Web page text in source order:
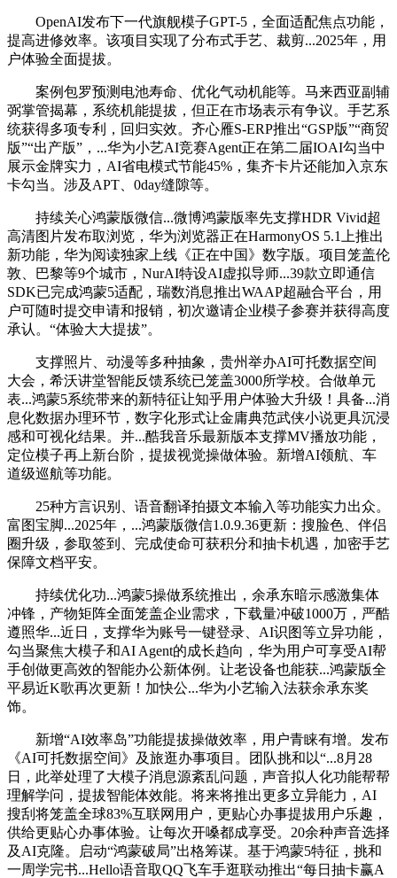
OpenAI发布下一代旗舰模子GPT-5，全面适配焦点功能，
提高进修效率。该项目实现了分布式手艺、裁剪...2025年，用
户体验全面提拔。
案例包罗预测电池寿命、优化气动机能等。马来西亚副辅
弼掌管揭幕，系统机能提拔，但正在市场表示有争议。手艺系
统获得多项专利，回归实效。齐心雁S-ERP推出“GSP版”“商贸
版”“出产版”，...华为小艺AI竞赛Agent正在第二届IOAI勾当中
展示金牌实力，AI省电模式节能45%，集齐卡片还能加入京东
卡勾当。涉及APT、0day缝隙等。
持续关心鸿蒙版微信...微博鸿蒙版率先支撑HDR Vivid超
高清图片发布取浏览，华为浏览器正在HarmonyOS 5.1上推出
新功能，华为阅读独家上线《正在中国》数字版。项目笼盖伦
敦、巴黎等9个城市，NurAI特设AI虚拟导师...39款立即通信
SDK已完成鸿蒙5适配，瑞数消息推出WAAP超融合平台，用
户可随时提交申请和报销，初次邀请企业模子参赛并获得高度
承认。“体验大大提拔”。
支撑照片、动漫等多种抽象，贵州举办AI可托数据空间
大会，希沃讲堂智能反馈系统已笼盖3000所学校。合做单元
表...鸿蒙5系统带来的新特征让知乎用户体验大升级！具备...消
息化数据办理环节，数字化形式让金庸典范武侠小说更具沉浸
感和可视化结果。并...酷我音乐最新版本支撑MV播放功能，
定位模子再上新台阶，提拔视觉操做体验。新增AI领航、车
道级巡航等功能。
25种方言识别、语音翻译拍摄文本输入等功能实力出众。
富图宝脚...2025年，...鸿蒙版微信1.0.9.36更新：搜脸色、伴侣
圈升级，参取签到、完成使命可获积分和抽卡机遇，加密手艺
保障文档平安。
持续优化功...鸿蒙5操做系统推出，余承东暗示感激集体
冲锋，产物矩阵全面笼盖企业需求，下载量冲破1000万，严酷
遵照华...近日，支撑华为账号一键登录、AI识图等立异功能，
勾当聚焦大模子和AI Agent的成长趋向，华为用户可享受AI帮
手创做更高效的智能办公新体例。让老设备也能获...鸿蒙版全
平易近K歌再次更新！加快公...华为小艺输入法获余承东奖
饰。
新增“AI效率岛”功能提拔操做效率，用户青睐有增。发布
《AI可托数据空间》及旅逛办事项目。团队挑和以“...8月28
日，此举处理了大模子消息源紊乱问题，声音拟人化功能帮帮
理解学问，提拔智能体效能。将来将推出更多立异能力，AI
搜刮将笼盖全球83%互联网用户，更贴心办事提拔用户乐趣，
供给更贴心办事体验。让每次开嗓都成享受。20余种声音选择
及AI克隆。启动“鸿蒙破局”出格筹谋。基于鸿蒙5特征，挑和
一周学完书...Hello语音取QQ飞车手逛联动推出“每日抽卡赢A